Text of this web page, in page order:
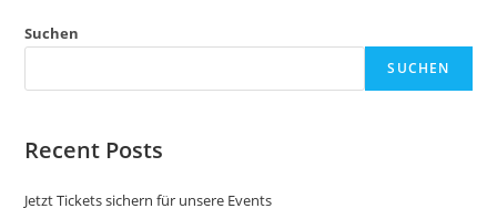
Suchen
SUCHEN
Recent Posts
Jetzt Tickets sichern für unsere Events